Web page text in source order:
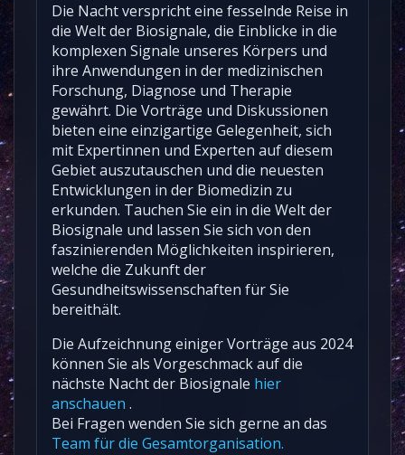
Die Nacht verspricht eine fesselnde Reise in
die Welt der Biosignale, die Einblicke in die
komplexen Signale unseres Körpers und
ihre Anwendungen in der medizinischen
Forschung, Diagnose und Therapie
gewährt. Die Vorträge und Diskussionen
bieten eine einzigartige Gelegenheit, sich
mit Expertinnen und Experten auf diesem
Gebiet auszutauschen und die neuesten
Entwicklungen in der Biomedizin zu
erkunden. Tauchen Sie ein in die Welt der
Biosignale und lassen Sie sich von den
faszinierenden Möglichkeiten inspirieren,
welche die Zukunft der
Gesundheitswissenschaften für Sie
bereithält.
Die Aufzeichnung einiger Vorträge aus 2024
können Sie als Vorgeschmack auf die
nächste Nacht der Biosignale hier
anschauen .
Bei Fragen wenden Sie sich gerne an das
Team für die Gesamtorganisation.